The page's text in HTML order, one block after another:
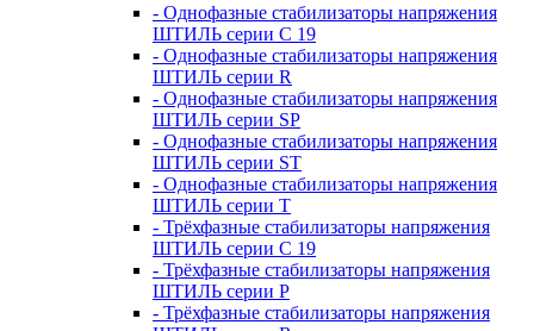
- Однофазные стабилизаторы напряжения
ШТИЛЬ серии C 19
- Однофазные стабилизаторы напряжения
ШТИЛЬ серии R
- Однофазные стабилизаторы напряжения
ШТИЛЬ серии SP
- Однофазные стабилизаторы напряжения
ШТИЛЬ серии ST
- Однофазные стабилизаторы напряжения
ШТИЛЬ серии T
- Трёхфазные стабилизаторы напряжения
ШТИЛЬ серии C 19
- Трёхфазные стабилизаторы напряжения
ШТИЛЬ серии P
- Трёхфазные стабилизаторы напряжения